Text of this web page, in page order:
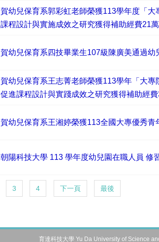
賀幼兒保育系郭彩虹老師榮獲113學年度「
課程設計與實施成效之研究獲得補助經費21
賀幼兒保育系四技畢業生107級陳廣美通過幼
賀幼兒保育系王志菁老師榮獲113學年「大
促進課程設計與實踐成效之研究獲得補助經
賀幼兒保育系王湘婷榮獲113全國大專優秀青
朝陽科技大學 113 學年度幼兒園在職人員 修
3 4 下一頁 最後
育達科技大學 Yu Da University of Science